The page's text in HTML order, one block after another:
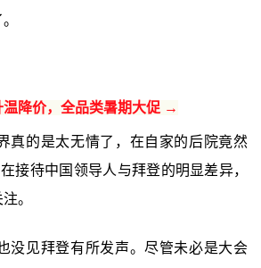
降价，全品类暑期大促 →
真的是太无情了，在自家的后院竟然
接待中国领导人与拜登的明显差异，
。
没见拜登有所发声。尽管未必是大会